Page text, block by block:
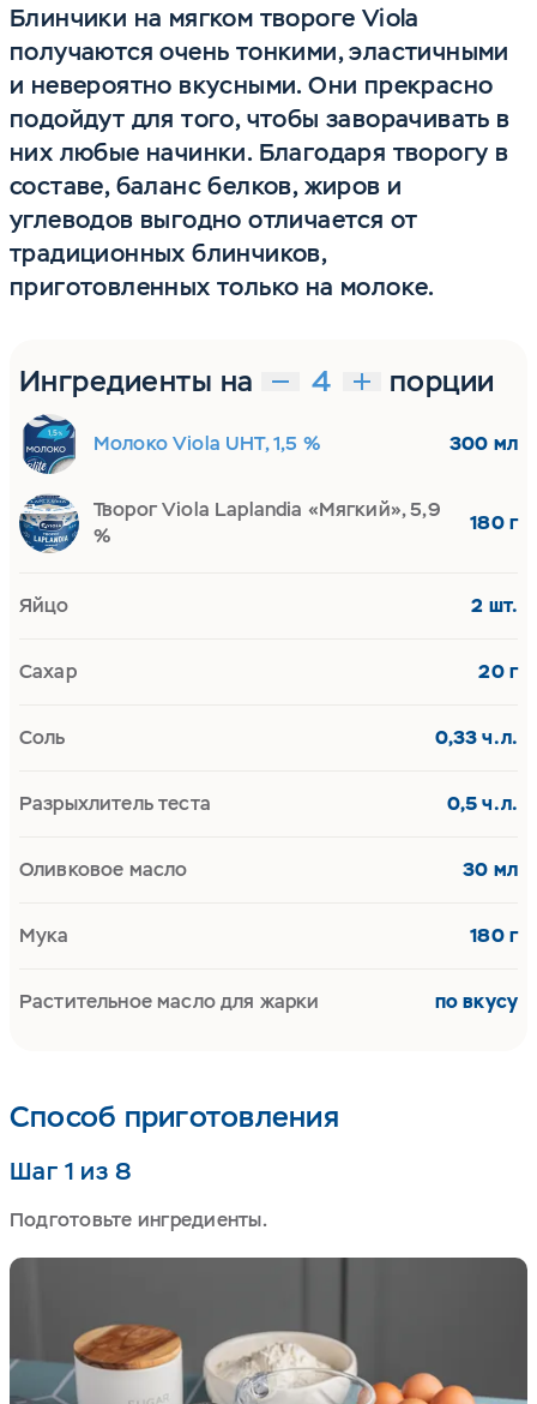
Блинчики на мягком твороге Viola
получаются очень тонкими, эластичными
и невероятно вкусными. Они прекрасно
подойдут для того, чтобы заворачивать в
них любые начинки. Благодаря творогу в
составе, баланс белков, жиров и
углеводов выгодно отличается от
традиционных блинчиков,
приготовленных только на молоке.
Способ приготовления
Шаг 1 из 8
Подготовьте ингредиенты.
Ингредиенты на порции
Молоко Viola UHT, 1,5 % 300 мл
Творог Viola Laplandia «Мягкий», 5,9
%
180 г
Яйцо 2 шт.
Сахар 20 г
Соль 0,33 ч.л.
Разрыхлитель теста 0,5 ч.л.
Оливковое масло 30 мл
Мука 180 г
Растительное масло для жарки по вкусу